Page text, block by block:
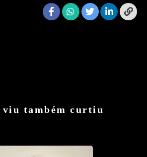
viu também curtiu